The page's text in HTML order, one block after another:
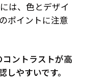
は、色とデザイ
ポイントに注意
ントラストが高
やすいです。